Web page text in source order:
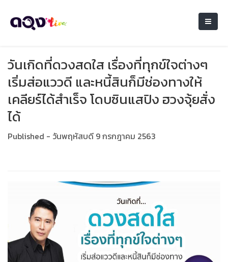
วันเกิดที่ดวงสดใส เรื่องที่ทุกข์ใจต่างๆ
เริ่มส่อแววดี และหนี้สินก็มีช่องทางให้
เคลียร์ได้สำเร็จ โดบซินแสปิง ฮวงจุ้ยสั่ง
ได้
Published - วันพฤหัสบดี 9 กรกฎาคม 2563